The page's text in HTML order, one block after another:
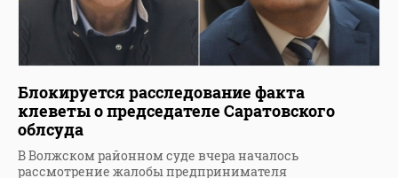
Блокируется расследование факта
клеветы о председателе Саратовского
облсуда
В Волжском районном суде вчера началось
рассмотрение жалобы предпринимателя